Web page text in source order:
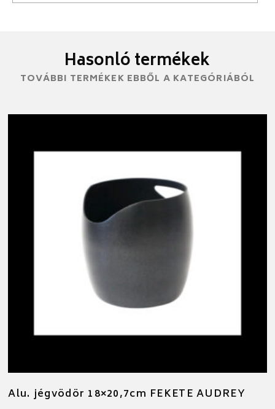
Hasonló termékek
TOVÁBBI TERMÉKEK EBBŐL A KATEGÓRIÁBÓL
Alu. jégvödör 18×20,7cm FEKETE AUDREY